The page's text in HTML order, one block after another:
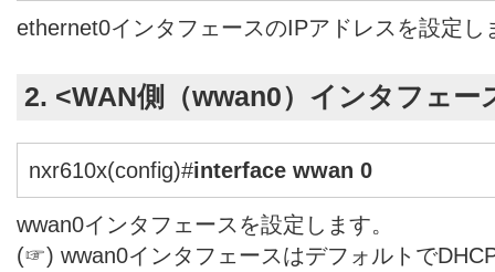
ethernet0インタフェースのIPアドレスを設定し
2. <WAN側（wwan0）インタフェー
nxr610x(config)#interface wwan 0
wwan0インタフェースを設定します。
(☞) wwan0インタフェースはデフォルトで